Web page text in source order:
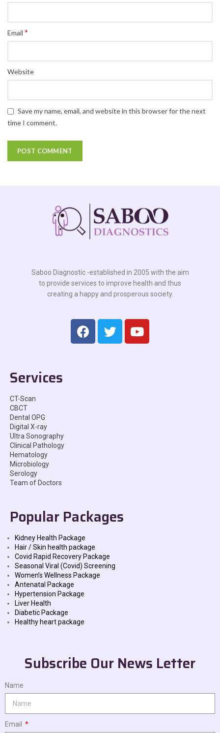
Email *
Website
Save my name, email, and website in this browser for the next
time I comment.
Saboo Diagnostic -established in 2005 with the aim
to provide services to improve health and thus
creating a happy and prosperous society.
Services
CT-Scan
CBCT
Dental OPG
Digital X-ray
Ultra Sonography
Clinical Pathology
Hematology
Microbiology
Serology
Team of Doctors
Popular Packages
Kidney Health Package
Hair / Skin health package
Covid Rapid Recovery Package
Seasonal Viral (Covid) Screening
Women’s Wellness Package
Antenatal Package
Hypertension Package
Liver Health
Diabetic Package
Healthy heart package
Subscribe Our News Letter
Name
Email